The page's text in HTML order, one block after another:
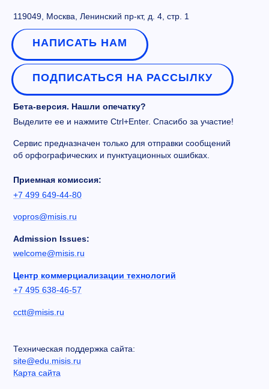
119049, Москва, Ленинский пр-кт, д. 4, стр. 1
НАПИСАТЬ НАМ
ПОДПИСАТЬСЯ НА РАССЫЛКУ
Бета-версия. Нашли опечатку?
Выделите ее и нажмите Ctrl+Enter. Спасибо за участие!
Сервис предназначен только для отправки сообщений
об орфографических и пунктуационных ошибках.
Приемная комиссия:
+7 499 649-44-80
vopros@misis.ru
Admission Issues:
welcome@misis.ru
Центр коммерциализации технологий
+7 495 638-46-57
cctt@misis.ru
Техническая поддержка сайта:
site@edu.misis.ru
Карта сайта